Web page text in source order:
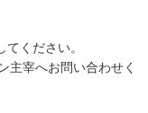
ください。
主宰へお問い合わせく